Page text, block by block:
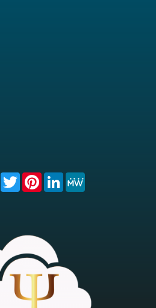
FacebookTwitterPinterest
LinkedIn